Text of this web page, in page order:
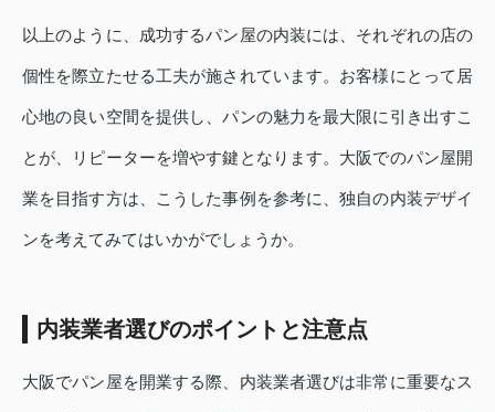
以上のように、成功するパン屋の内装には、それぞれの店の
個性を際立たせる工夫が施されています。お客様にとって居
心地の良い空間を提供し、パンの魅力を最大限に引き出すこ
とが、リピーターを増やす鍵となります。大阪でのパン屋開
業を目指す方は、こうした事例を参考に、独自の内装デザイ
ンを考えてみてはいかがでしょうか。
内装業者選びのポイントと注意点
大阪でパン屋を開業する際、内装業者選びは非常に重要なス